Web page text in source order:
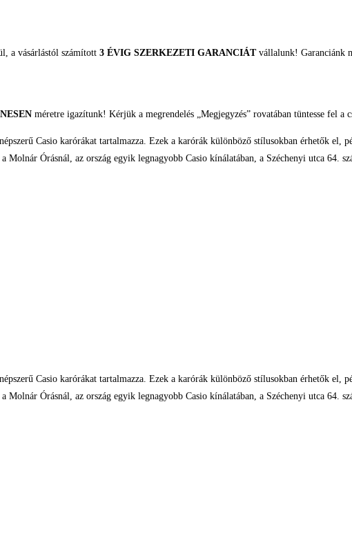
a vásárlástól számított 3 ÉVIG SZERKEZETI GARANCIÁTvállalunk! Garanciánk
méretre igazítunk! Kérjük a megrendelés „Megjegyzés” rovatában tüntesse fel
Casio karórákat tartalmazza. Ezek a karórák különböző stílusokban érhetők el,
Molnár Órásnál, az ország egyik legnagyobb Casio kínálatában, a Széchenyi utca 64.
Casio karórákat tartalmazza. Ezek a karórák különböző stílusokban érhetők el,
Molnár Órásnál, az ország egyik legnagyobb Casio kínálatában, a Széchenyi utca 64.